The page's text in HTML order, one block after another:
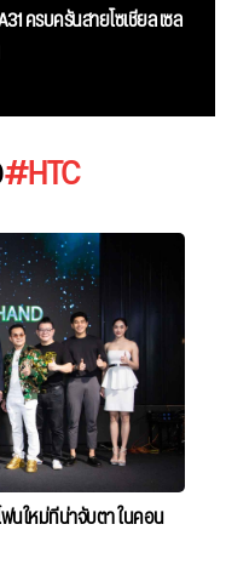
ครบครันสายโซเชียล เซล
#HTC
นใหม่ที่น่าจับตา ในคอน